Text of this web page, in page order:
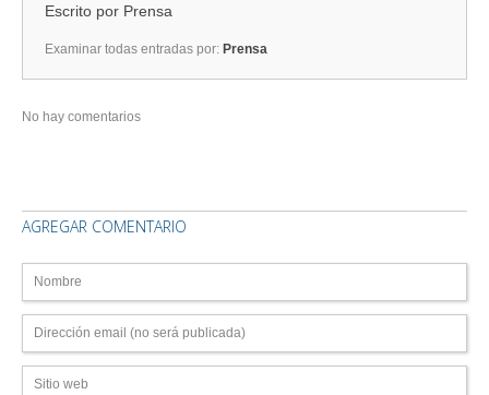
Escrito por Prensa
Examinar todas entradas por: Prensa
No hay comentarios
AGREGAR COMENTARIO